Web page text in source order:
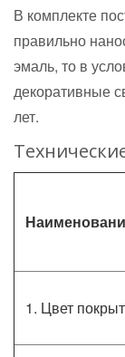
В комплекте
правильно
эмаль, то в
декоративные
лет.
1. Цвет